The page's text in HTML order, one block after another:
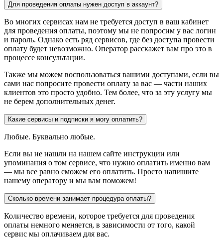
Для проведения оплаты нужен доступ в аккаунт?
Во многих сервисах нам не требуется доступ в ваш кабинет
для проведения оплаты, поэтому мы не попросим у вас логин
и пароль. Однако есть ряд сервисов, где без доступа провести
оплату будет невозможно. Оператор расскажет вам про это в
процессе консультации.
Также мы можем воспользоваться вашими доступами, если вы
сами нас попросите провести оплату за вас — части наших
клиентов это просто удобно. Тем более, что за эту услугу мы
не берем дополнительных денег.
Какие сервисы и подписки я могу оплатить?
Любые. Буквально любые.
Если вы не нашли на нашем сайте инструкции или
упоминания о том сервисе, что нужно оплатить именно вам
— мы все равно сможем его оплатить. Просто напишите
нашему оператору и мы вам поможем!
Сколько времени занимает процедура оплаты?
Количество времени, которое требуется для проведения
оплаты немного меняется, в зависимости от того, какой
сервис мы оплачиваем для вас.